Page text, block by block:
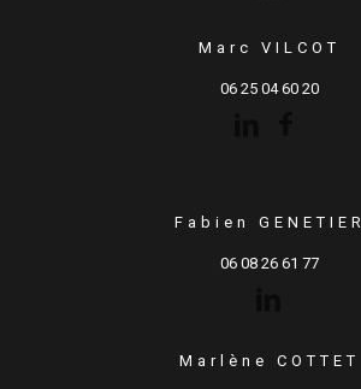
Marc VILCOT
06 25 04 60 20
Fabien GENETIER
06 08 26 61 77
Marlène COTTET